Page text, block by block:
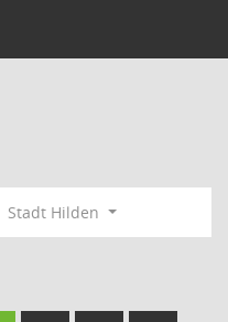
Stadt Hilden